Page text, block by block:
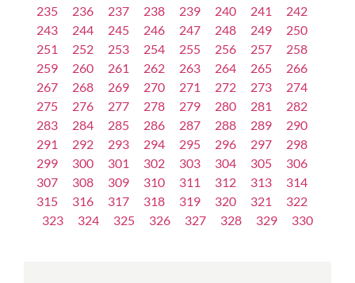
235
236 237 238 239 240 241
242
243
244 245 246 247 248 249
250
251
252 253 254 255 256 257
258
259
260 261 262 263 264 265
266
267
268 269 270 271 272 273
274
275
276 277 278 279 280 281
282
283
284 285 286 287 288 289
290
291
292 293 294 295 296 297
298
299
300 301 302 303 304 305
306
307
308 309 310 311 312 313
314
315
316 317 318 319 320 321
322
323
324 325 326 327 328 329 330